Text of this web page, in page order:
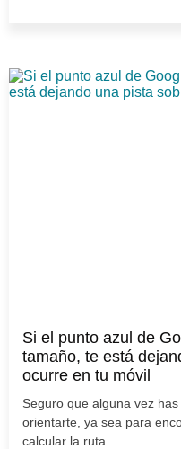
Si el punto azul de
tamaño, te está
ocurre en tu móvil
Seguro que alguna vez
orientarte, ya sea para
calcular la ruta...